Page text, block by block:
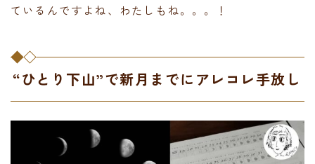
ているんですよね、わたしもね。。。！
“ひとり下山”で新月までにアレコレ手放し